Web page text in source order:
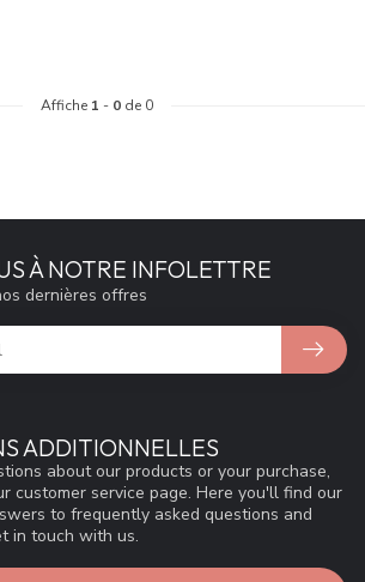
Affiche 1 - 0 de 0
ADDITIONNELLES
about our products or your purchase,
customer service page. Here you'll find our
to frequently asked questions and
in touch with us.
À NOTRE INFOLETTRE
dernières offres